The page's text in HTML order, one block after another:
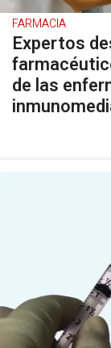
FARMACIA
Expertos
de las